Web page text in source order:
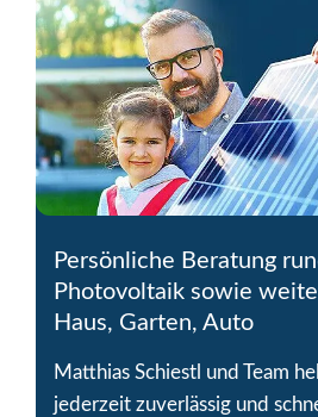
Persönliche Beratung
Photovoltaik sowie
Haus, Garten, Auto
Matthias Schiestl und Team
jederzeit zuverlässig und